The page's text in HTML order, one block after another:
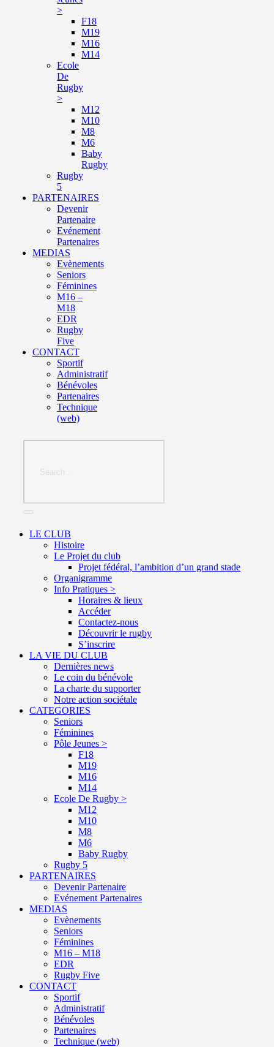
>
F18
M19
M16
M14
Ecole
De
Rugby
>
M12
M10
M8
M6
Baby
Rugby
Rugby
5
PARTENAIRES
Devenir
Partenaire
Evénement
Partenaires
MEDIAS
Evènements
Seniors
Féminines
M16 –
M18
EDR
Rugby
Five
CONTACT
Sportif
Administratif
Bénévoles
Partenaires
Technique
(web)
LE CLUB
Histoire
Le Projet du club
Projet fédéral, l’ambition d’un grand stade
Organigramme
Info Pratiques >
Horaires & lieux
Accéder
Contactez-nous
Découvrir le rugby
S’inscrire
LA VIE DU CLUB
Dernières news
Le coin du bénévole
La charte du supporter
Notre action sociétale
CATEGORIES
Seniors
Féminines
Pôle Jeunes >
F18
M19
M16
M14
Ecole De Rugby >
M12
M10
M8
M6
Baby Rugby
Rugby 5
PARTENAIRES
Devenir Partenaire
Evénement Partenaires
MEDIAS
Evènements
Seniors
Féminines
M16 – M18
EDR
Rugby Five
CONTACT
Sportif
Administratif
Bénévoles
Partenaires
Technique (web)